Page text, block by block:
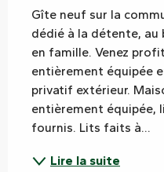
Gîte neuf sur la
dédié à la détente,
en famille. Venez
entièrement équipée
privatif extérieur.
entièrement
fournis. Lits faits à...
Lire la suite